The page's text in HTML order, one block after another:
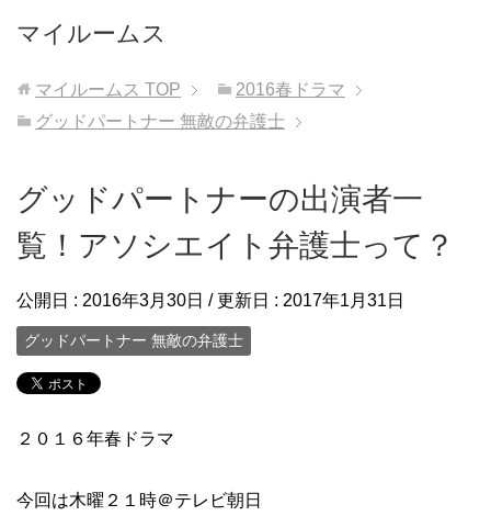
マイルームス
マイルームス TOP
2016春ドラマ
グッドパートナー 無敵の弁護士
グッドパートナーの出演者一
覧！アソシエイト弁護士って？
公開日 : 2016年3月30日 / 更新日 : 2017年1月31日
グッドパートナー 無敵の弁護士
２０１６年春ドラマ
今回は木曜２１時＠テレビ朝日